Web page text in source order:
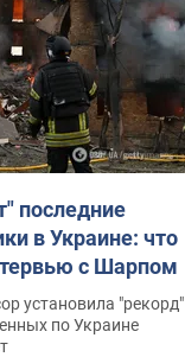
последние
в Украине: что
с Шарпом
установила "рекорд"
по Украине